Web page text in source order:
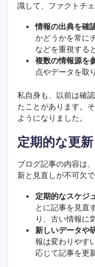
識して、ファクトチ
情報の出典を確
かどうかを常に
などを重視する
複数の情報源を
点やデータを取
私自身も、以前は確
たことがあります。
ようになりました。
定期的な更
ブログ記事の内容は
新と見直しが不可欠
定期的なスケジ
とに記事を見直
り、古い情報に
新しいデータや
報は変わりやす
応じて記事を更